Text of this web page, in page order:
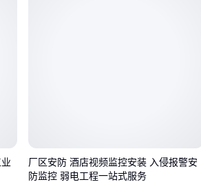
些配套组件同样影响系统稳定性
厂区安防 酒店视频监控安装 入侵报警安
防监控 弱电工程一站式服务